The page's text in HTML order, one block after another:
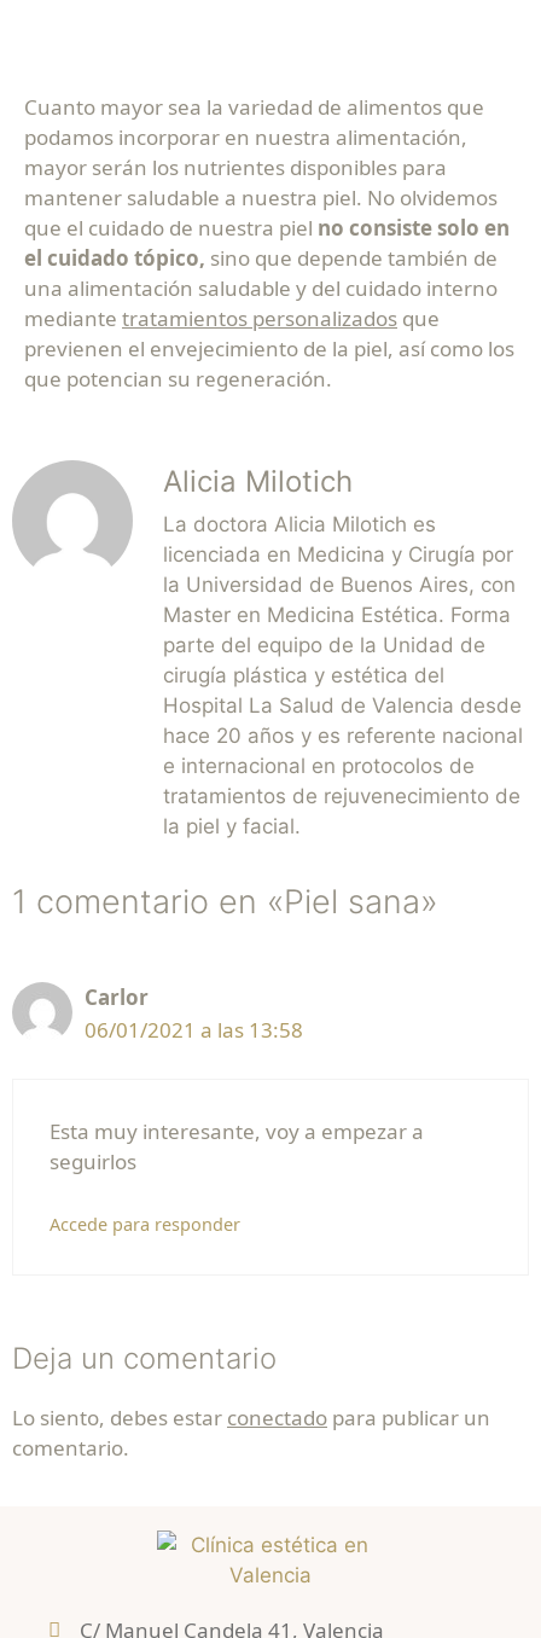
Cuanto mayor sea la variedad de alimentos que
podamos incorporar en nuestra alimentación,
mayor serán los nutrientes disponibles para
mantener saludable a nuestra piel. No olvidemos
que el cuidado de nuestra piel no consiste solo en
el cuidado tópico, sino que depende también de
una alimentación saludable y del cuidado interno
mediante tratamientos personalizados que
previenen el envejecimiento de la piel, así como los
que potencian su regeneración.
Alicia Milotich
La doctora Alicia Milotich es
licenciada en Medicina y Cirugía por
la Universidad de Buenos Aires, con
Master en Medicina Estética. Forma
parte del equipo de la Unidad de
cirugía plástica y estética del
Hospital La Salud de Valencia desde
hace 20 años y es referente nacional
e internacional en protocolos de
tratamientos de rejuvenecimiento de
la piel y facial.
1 comentario en «Piel sana»
Carlor
06/01/2021 a las 13:58
Esta muy interesante, voy a empezar a
seguirlos
Accede para responder
Deja un comentario
Lo siento, debes estar conectado para publicar un
comentario.
C/ Manuel Candela 41, Valencia